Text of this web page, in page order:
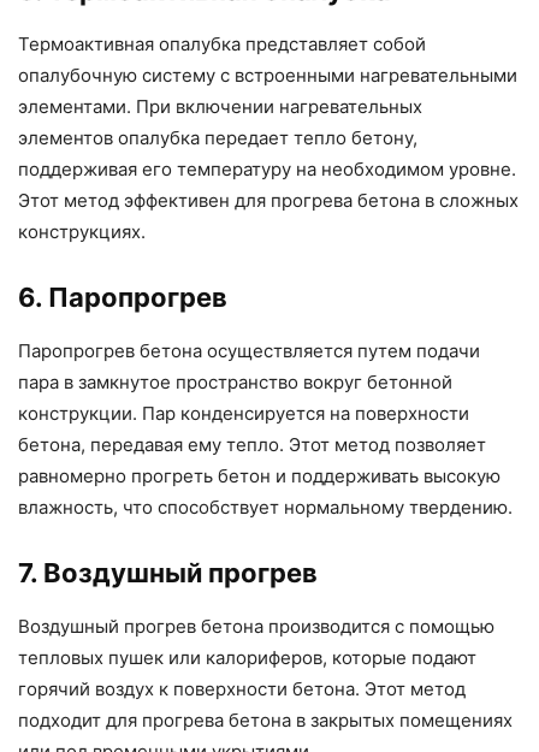
Термоактивная опалубка представляет собой
опалубочную систему с встроенными нагревательными
элементами. При включении нагревательных
элементов опалубка передает тепло бетону,
поддерживая его температуру на необходимом уровне.
Этот метод эффективен для прогрева бетона в сложных
конструкциях.
6. Паропрогрев
Паропрогрев бетона осуществляется путем подачи
пара в замкнутое пространство вокруг бетонной
конструкции. Пар конденсируется на поверхности
бетона, передавая ему тепло. Этот метод позволяет
равномерно прогреть бетон и поддерживать высокую
влажность, что способствует нормальному твердению.
7. Воздушный прогрев
Воздушный прогрев бетона производится с помощью
тепловых пушек или калориферов, которые подают
горячий воздух к поверхности бетона. Этот метод
подходит для прогрева бетона в закрытых помещениях